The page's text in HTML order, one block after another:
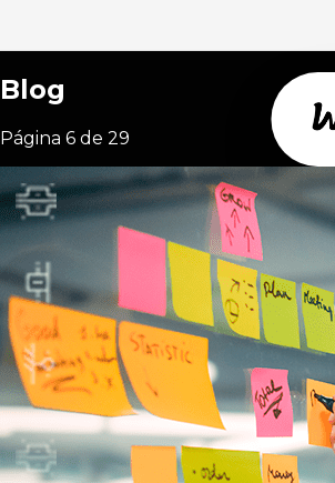
Blog
Página 6 de 29